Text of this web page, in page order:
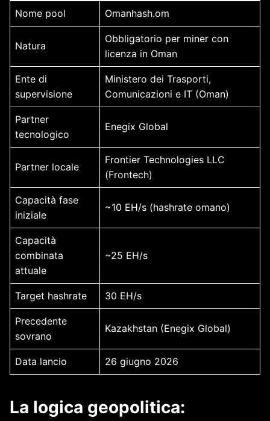
Nome pool Omanhash.om
Natura
Obbligatorio per miner con
licenza in Oman
Ente di
supervisione
Ministero dei Trasporti,
Comunicazioni e IT (Oman)
Partner
tecnologico
Enegix Global
Partner locale
Frontier Technologies LLC
(Frontech)
Capacità fase
iniziale
~10 EH/s (hashrate omano)
Capacità
combinata
attuale
~25 EH/s
Target hashrate 30 EH/s
Precedente
sovrano
Kazakhstan (Enegix Global)
Data lancio 26 giugno 2026
La logica geopolitica: